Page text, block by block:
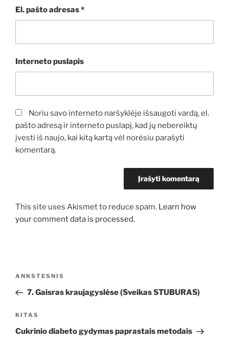
El. pašto adresas*
Interneto puslapis
Noriu savo interneto naršyklėje išsaugoti vardą, el.
pašto adresą ir interneto puslapį, kad jų nebereiktų
įvesti iš naujo, kai kitą kartą vėl norėsiu parašyti
komentarą.
This site uses Akismet to reduce spam. Learn how
your comment data is processed.
Navigacija
įrašų
Ankstesnis
įrašas
ANKSTESNIS
7. Gaisras kraujagyslėse (Sveikas STUBURAS)
Kitas
įrašas
KITAS
Cukrinio diabeto gydymas paprastais metodais